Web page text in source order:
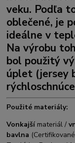
veku. Podľa
oblečené, je
ideálne v
Na výrobu
bol použitý
úplet (jersey
Použité materiály:
Vonkajší materiál /
bavlna